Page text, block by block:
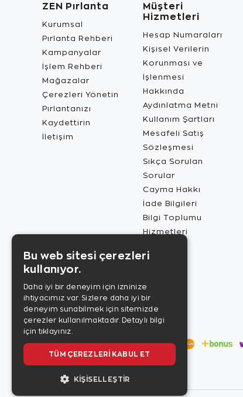
ZEN Pırlanta
Kurumsal
Pırlanta Rehberi
Kampanyalar
İşlem Rehberi
Mağazalar
Çerezleri Yönetin
Pırlantanızı
Kaydettirin
İletişim
Müşteri
Hizmetleri
Hesap Numaraları
Kişisel Verilerin
Korunması ve
İşlenmesi
Hakkında
Aydınlatma Metni
Kullanım Şartları
Mesafeli Satış
Sözleşmesi
Sıkça Sorulan
Sorular
Cayma Hakkı
İade Bilgileri
Bilgi Toplumu
Hizmetleri
Bu web sitesi çerezleri
kullanıyor.
Daha iyi bir deneyim için izninize
ihtiyacımız var. Sizlere daha iyi bir
deneyim sunabilmek için sitemizde
çerezler kullanılmaktadır. Detaylı bilgi
için tıklayınız.
TÜM ÇEREZLERI KABUL ET
KIŞISELLEŞTIR